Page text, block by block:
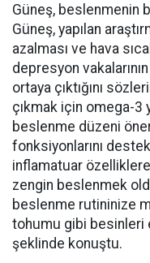
Güneş, beslenmenin
Güneş, yapılan
azalması ve hava
depresyon
ortaya çıktığını
çıkmak için omega-3
beslenme düzeni
fonksiyonlarını
inflamatuar
zengin beslenmek
beslenme rutininize
tohumu gibi besinleri
şeklinde konuştu.